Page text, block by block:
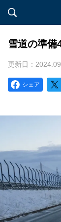
雪道の準備
更新日：
シェア